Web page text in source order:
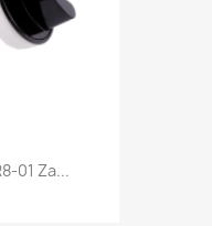
01 Za...